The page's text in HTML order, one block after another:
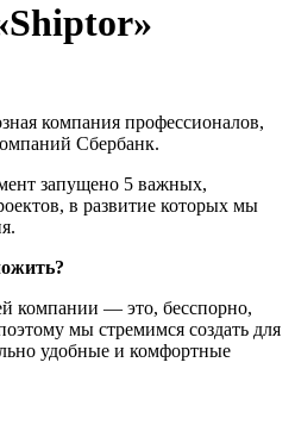
компания профессионалов,
Сбербанк.
запущено 5 важных,
в развитие которых мы
компании — это, бесспорно,
мы стремимся создать для
удобные и комфортные